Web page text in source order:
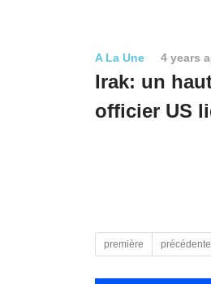
A La Une 4 years
Irak: un
officier US
première précédente